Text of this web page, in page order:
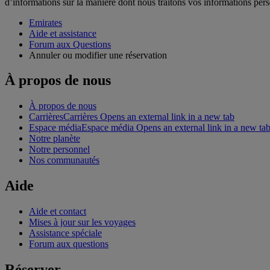
Emirates
Aide et assistance
Forum aux Questions
Annuler ou modifier une réservation
À propos de nous
À propos de nous
CarrièresCarrières Opens an external link in a new tab
Espace médiaEspace média Opens an external link in a new tab
Notre planète
Notre personnel
Nos communautés
Aide
Aide et contact
Mises à jour sur les voyages
Assistance spéciale
Forum aux questions